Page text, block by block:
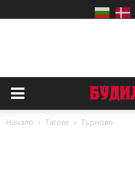
Начало Тагове Търново